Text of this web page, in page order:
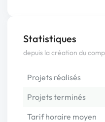
Statistiques
depuis la création du
Projets réalisés
Projets terminés
Tarif horaire moyen